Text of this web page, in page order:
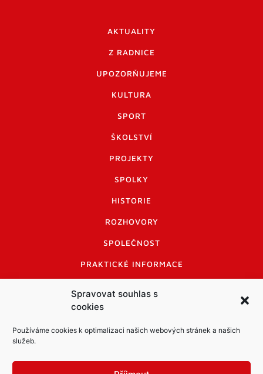
Spravovat souhlas s
cookies
Používáme cookies k optimalizaci našich webových stránek a našich
služeb.
AKTUALITY
Z RADNICE
UPOZORŇUJEME
KULTURA
SPORT
ŠKOLSTVÍ
PROJEKTY
SPOLKY
HISTORIE
ROZHOVORY
SPOLEČNOST
PRAKTICKÉ INFORMACE
INFORMACE A KODEX DISKUTUJÍCÍCH
LOGO A LOGO MANUÁL